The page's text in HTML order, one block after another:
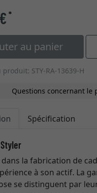
*
au panier
STY-RA-13639-H
Questions concernant le
Spécification
dans la fabrication de
à son actif. La
se distinguent par